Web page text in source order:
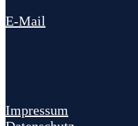
E-Mail
Impressum